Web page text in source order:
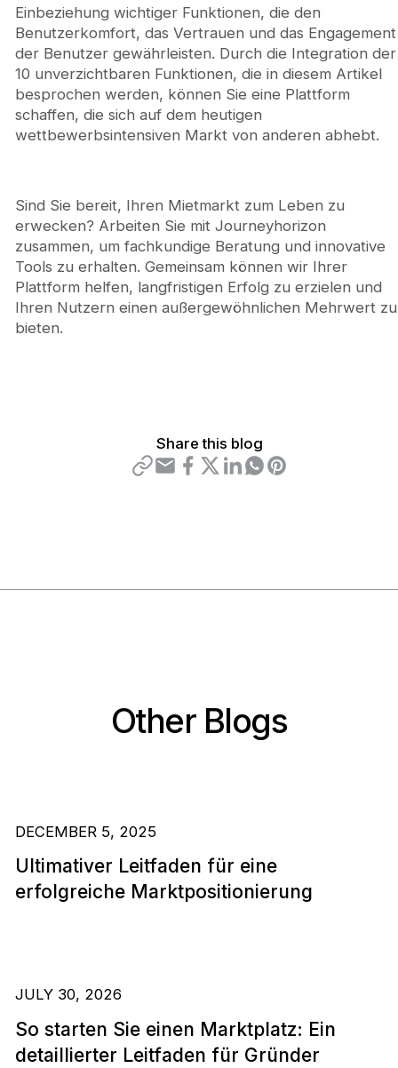
Einbeziehung wichtiger Funktionen, die den
Benutzerkomfort, das Vertrauen und das Engagement
der Benutzer gewährleisten. Durch die Integration der
10 unverzichtbaren Funktionen, die in diesem Artikel
besprochen werden, können Sie eine Plattform
schaffen, die sich auf dem heutigen
wettbewerbsintensiven Markt von anderen abhebt.
Sind Sie bereit, Ihren Mietmarkt zum Leben zu
erwecken? Arbeiten Sie mit Journeyhorizon
zusammen, um fachkundige Beratung und innovative
Tools zu erhalten. Gemeinsam können wir Ihrer
Plattform helfen, langfristigen Erfolg zu erzielen und
Ihren Nutzern einen außergewöhnlichen Mehrwert zu
bieten.
Share this blog
Other Blogs
DECEMBER 5, 2025
Ultimativer Leitfaden für eine
erfolgreiche Marktpositionierung
JULY 30, 2026
So starten Sie einen Marktplatz: Ein
detaillierter Leitfaden für Gründer